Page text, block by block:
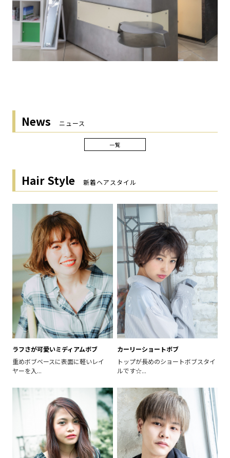
News ニュース
一覧
Hair Style 新着ヘアスタイル
ラフさが可愛いミディアムボブ
重めボブベースに表面に軽いレイ
ヤーを入...
カーリーショートボブ
トップが長めのショートボブスタイ
ルです☆...